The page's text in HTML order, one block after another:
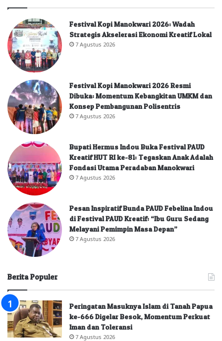
Festival Kopi Manokwari 2026: Wadah
Strategis Akselerasi Ekonomi Kreatif Lokal
7 Agustus 2026
Festival Kopi Manokwari 2026 Resmi
Dibuka: Momentum Kebangkitan UMKM dan
Konsep Pembangunan Polisentris
7 Agustus 2026
Bupati Hermus Indou Buka Festival PAUD
Kreatif HUT RI ke-81: Tegaskan Anak Adalah
Fondasi Utama Peradaban Manokwari
7 Agustus 2026
Pesan Inspiratif Bunda PAUD Febelina Indou
di Festival PAUD Kreatif: “Ibu Guru Sedang
Melayani Pemimpin Masa Depan”
7 Agustus 2026
Berita Populer
Peringatan Masuknya Islam di Tanah Papua
ke-666 Digelar Besok, Momentum Perkuat
Iman dan Toleransi
7 Agustus 2026